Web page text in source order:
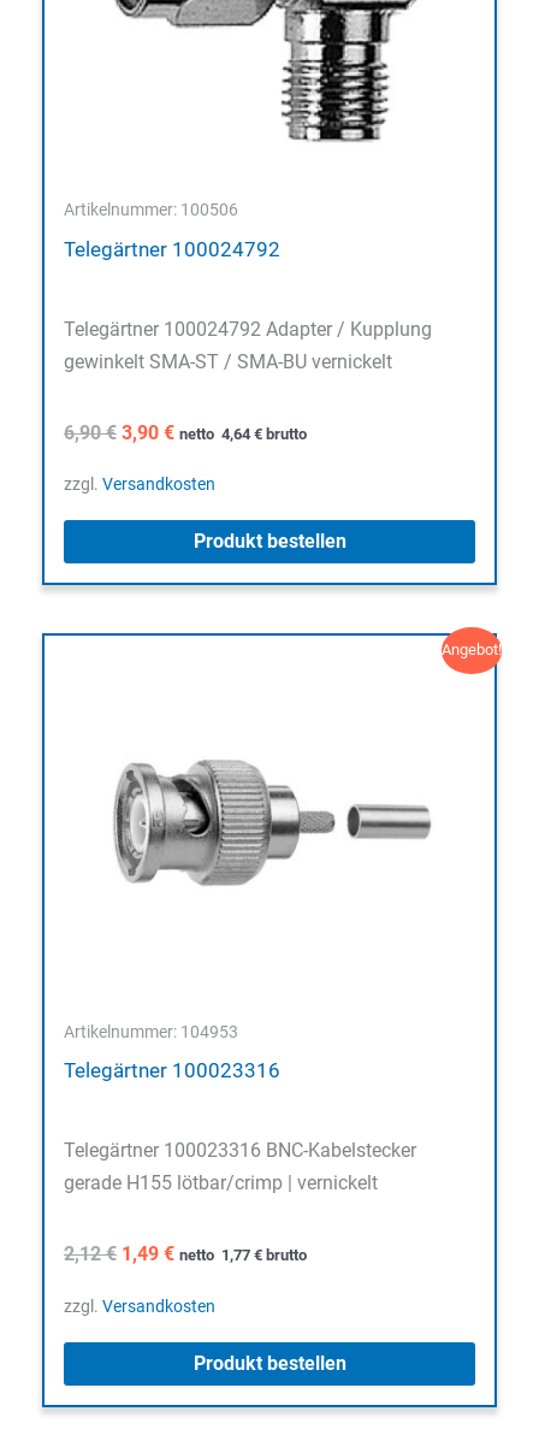
Artikelnummer: 100506
Telegärtner 100024792
Telegärtner 100024792 Adapter / Kupplung
gewinkelt SMA-ST / SMA-BU vernickelt
6,90€ Ursprünglicher
war:
3,90 €Aktueller
ist:
netto 4,64 € brutto
zzgl. Versandkosten
Produkt bestellen
Angebot!
Artikelnummer: 104953
Telegärtner 100023316
Telegärtner 100023316 BNC-Kabelstecker
gerade H155 lötbar/crimp | vernickelt
2,12€ Ursprünglicher
war:
1,49 €Aktueller
ist:
netto 1,77 € brutto
zzgl. Versandkosten
Produkt bestellen